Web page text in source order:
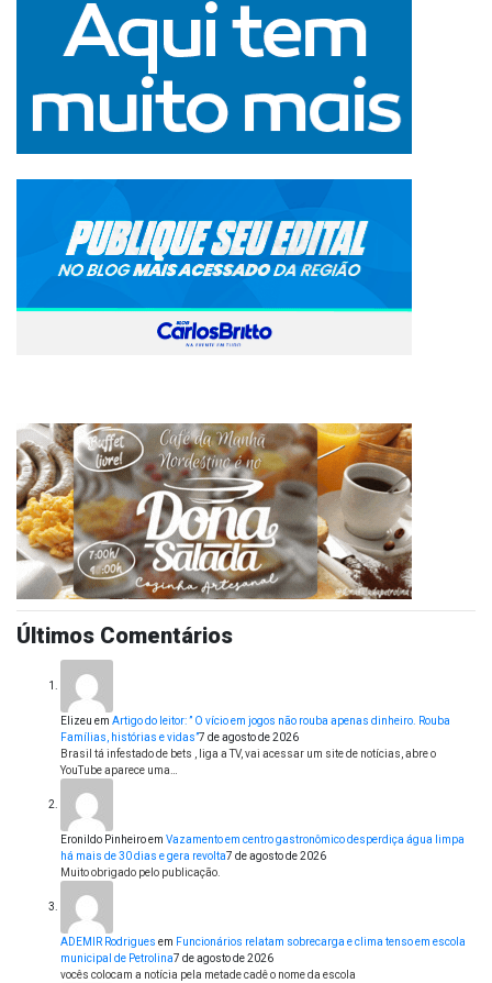
Últimos Comentários
Elizeu em Artigo do leitor: ” O vício em jogos não rouba apenas dinheiro. Rouba
Famílias, histórias e vidas”7 de agosto de 2026
Brasil tá infestado de bets , liga a TV, vai acessar um site de notícias, abre o
YouTube aparece uma…
Eronildo Pinheiroem Vazamento em centro gastronômico desperdiça água limpa
há mais de 30 dias e gera revolta7 de agosto de 2026
Muito obrigado pelo publicação.
ADEMIR Rodrigues em Funcionários relatam sobrecarga e clima tenso em escola
municipal de Petrolina7 de agosto de 2026
vocês colocam a notícia pela metade cadê o nome da escola